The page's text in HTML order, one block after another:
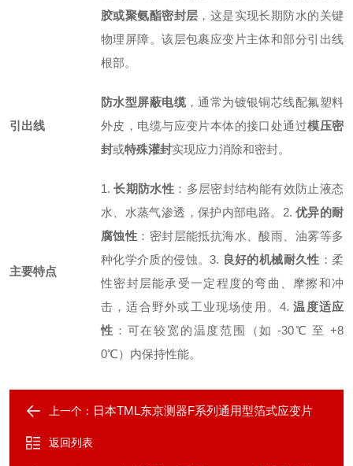
胶或聚氨酯密封层 ，这是实现长期防水的关键
物理屏障。该层包裹应变片主体和部分引出线
根部。
引出线
防水型屏蔽电缆，通常为镀银铜芯线配氟塑料
外皮，电缆与应变片本体的接口处通过模压密
封或特殊灌封实现应力消除和密封。
主要特点
1.长期防水性 ：多层密封结构能有效防止液态
水、水蒸气渗透，保护内部电路。 2. 优异的耐
腐蚀性 ：密封层能抵抗海水、酸雨、油雾等多
种化学介质的侵蚀。3. 良好的机械耐久性 ：柔
性密封层能承受一定程度的弯曲、摩擦和冲
击，适合野外或工业现场使用。4.温度适应
性 ：可在较宽的温度范围（如 -30℃ 至 +8
0℃）内保持性能。
上一个： 日本TML东京测器F系列通用型箔式应变片
返回列表